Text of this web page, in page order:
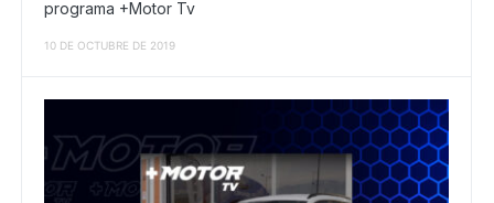
programa +Motor Tv
10 DE OCTUBRE DE 2019